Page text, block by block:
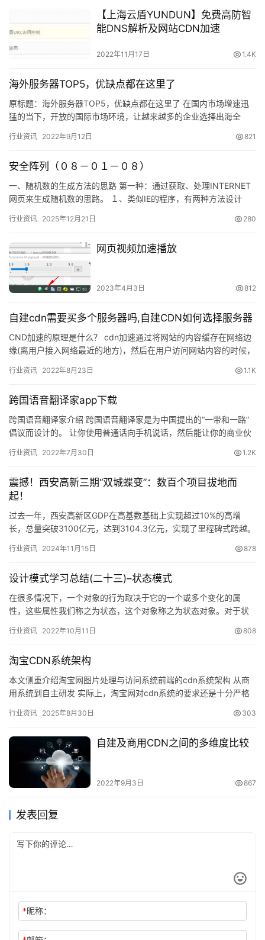
【上海云盾YUNDUN】免费高防智
能DNS解析及网站CDN加速
2022年11月17日 1.4K
海外服务器TOP5，优缺点都在这里了
原标题：海外服务器TOP5，优缺点都在这里了 在国内市场增速迅
猛的当下，开放的国际市场环境，让越来越多的企业选择出海全
服…
行业资讯 2022年9月12日 821
安全阵列（０８－０１－０８）
一、随机数的生成方法的思路 第一种：通过获取、处理INTERNET
网页来生成随机数的思路。 １、类似IE的程序，有两种方法设计
行业资讯 2025年12月21日 280
网页视频加速播放
2023年4月3日 812
自建cdn需要买多个服务器吗,自建CDN如何选择服务器
CND加速的原理是什么？ cdn加速通过将网站的内容缓存在网络边
缘(离用户接入网络最近的地方)，然后在用户访问网站内容的时候，
行业资讯 2022年8月23日 1.1K
跨国语音翻译家app下载
跨国语音翻译家介绍 跨国语音翻译家是为中国提出的“一带和一路”
倡议而设计的。 让你使用普通话向手机说话，然后能让你的商业伙
行业资讯 2022年7月30日 1.2K
震撼！西安高新三期“双城蝶变”：数百个项目拔地而
起！
过去一年，西安高新区GDP在高基数基础上实现超过10%的高增
长，总量突破3100亿元，达到3104.3亿元，实现了里程碑式跨越。
行业资讯 2024年11月15日 878
设计模式学习总结(二十三)–状态模式
在很多情况下，一个对象的行为取决于它的一个或多个变化的属
性，这些属性我们称之为状态，这个对象称之为状态对象。对于状
只有当该…
行业资讯 2022年10月11日 808
淘宝CDN系统架构
本文侧重介绍淘宝网图片处理与访问系统前端的cdn系统架构 从商
用系统到自主研发 实际上，淘宝网对cdn系统的要求还是十分严格
行业资讯 2025年8月30日 303
自建及商用CDN之间的多维度比较
2022年9月3日 867
发表回复
*昵称：